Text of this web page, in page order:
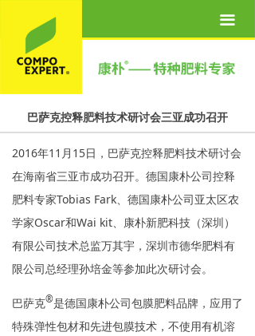
끀
关于我们
营养方案
新闻资讯
联系我们
人才招聘
巴萨克控释肥料技术研讨会三亚成功召开
2016年11月15日，巴萨克控释肥料技术研讨会
在海南省三亚市成功召开。德国康朴公司控释
肥料专家Tobias Fark、德国康朴公司亚太区农
学家Oscar和Wai kit、康朴新肥科技（深圳）
有限公司技术总监万其宇，深圳市德华肥料有
限公司总经理孙培金等参加此次研讨会。
巴萨克®是德国康朴公司包膜肥料品牌，应用了
特殊弹性包材和先进包膜技术，不使用有机溶